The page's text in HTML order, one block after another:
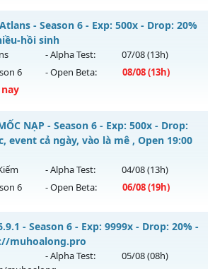
bản Webzen
- PHIÊN BẢN CUSTOM SS6.15
2026 - Mở máy chủ
Game
thêm đồ mới
- Season 6 - Exp: 500x - Drop: 20%
hồi sinh
- Alpha Test: 07/08(13h)
6 - Open Beta: 08/08(13h)
- free 99%,boss nhiều-hồi sinh
2026 - Mở máy chủAtlans vào 13h
bản Webzen
99%
NẠP - Season 6 - Exp: 500x - Drop:
event cả ngày, vào là mê , Open 19:00
- Alpha Test: 04/08(13h)
6 - Open Beta: 06/08(19h)
NẠP - Boss liên tục, event cả ngày, vào
hôm nay
2026 - Mở máy chủ
Long Kiếmvào 19h
- Season 6 - Exp: 9999x - Drop: 20% -
muhoalong.pro
- Alpha Test: 05/08(08h)